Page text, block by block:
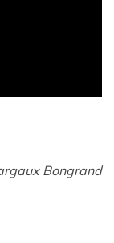
Bongrand